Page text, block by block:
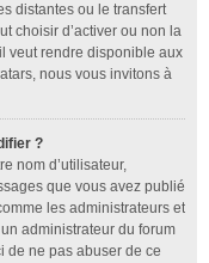
distantes ou le transfert
choisir d’activer ou non la
veut rendre disponible aux
nous vous invitons à
?
nom d’utilisateur,
que vous avez publié
les administrateurs et
administrateur du forum
de ne pas abuser de ce